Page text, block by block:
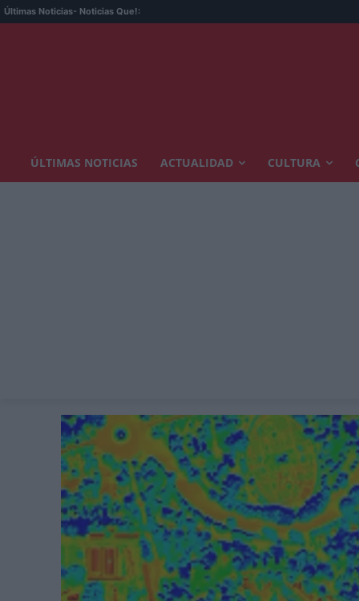
Últimas Noticias- Noticias Que!:
ÚLTIMAS NOTICIAS ACTUALIDAD CULTURA